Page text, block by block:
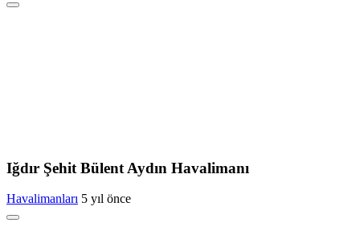
Iğdır Şehit Bülent Aydın Havalimanı
Havalimanları 5 yıl önce